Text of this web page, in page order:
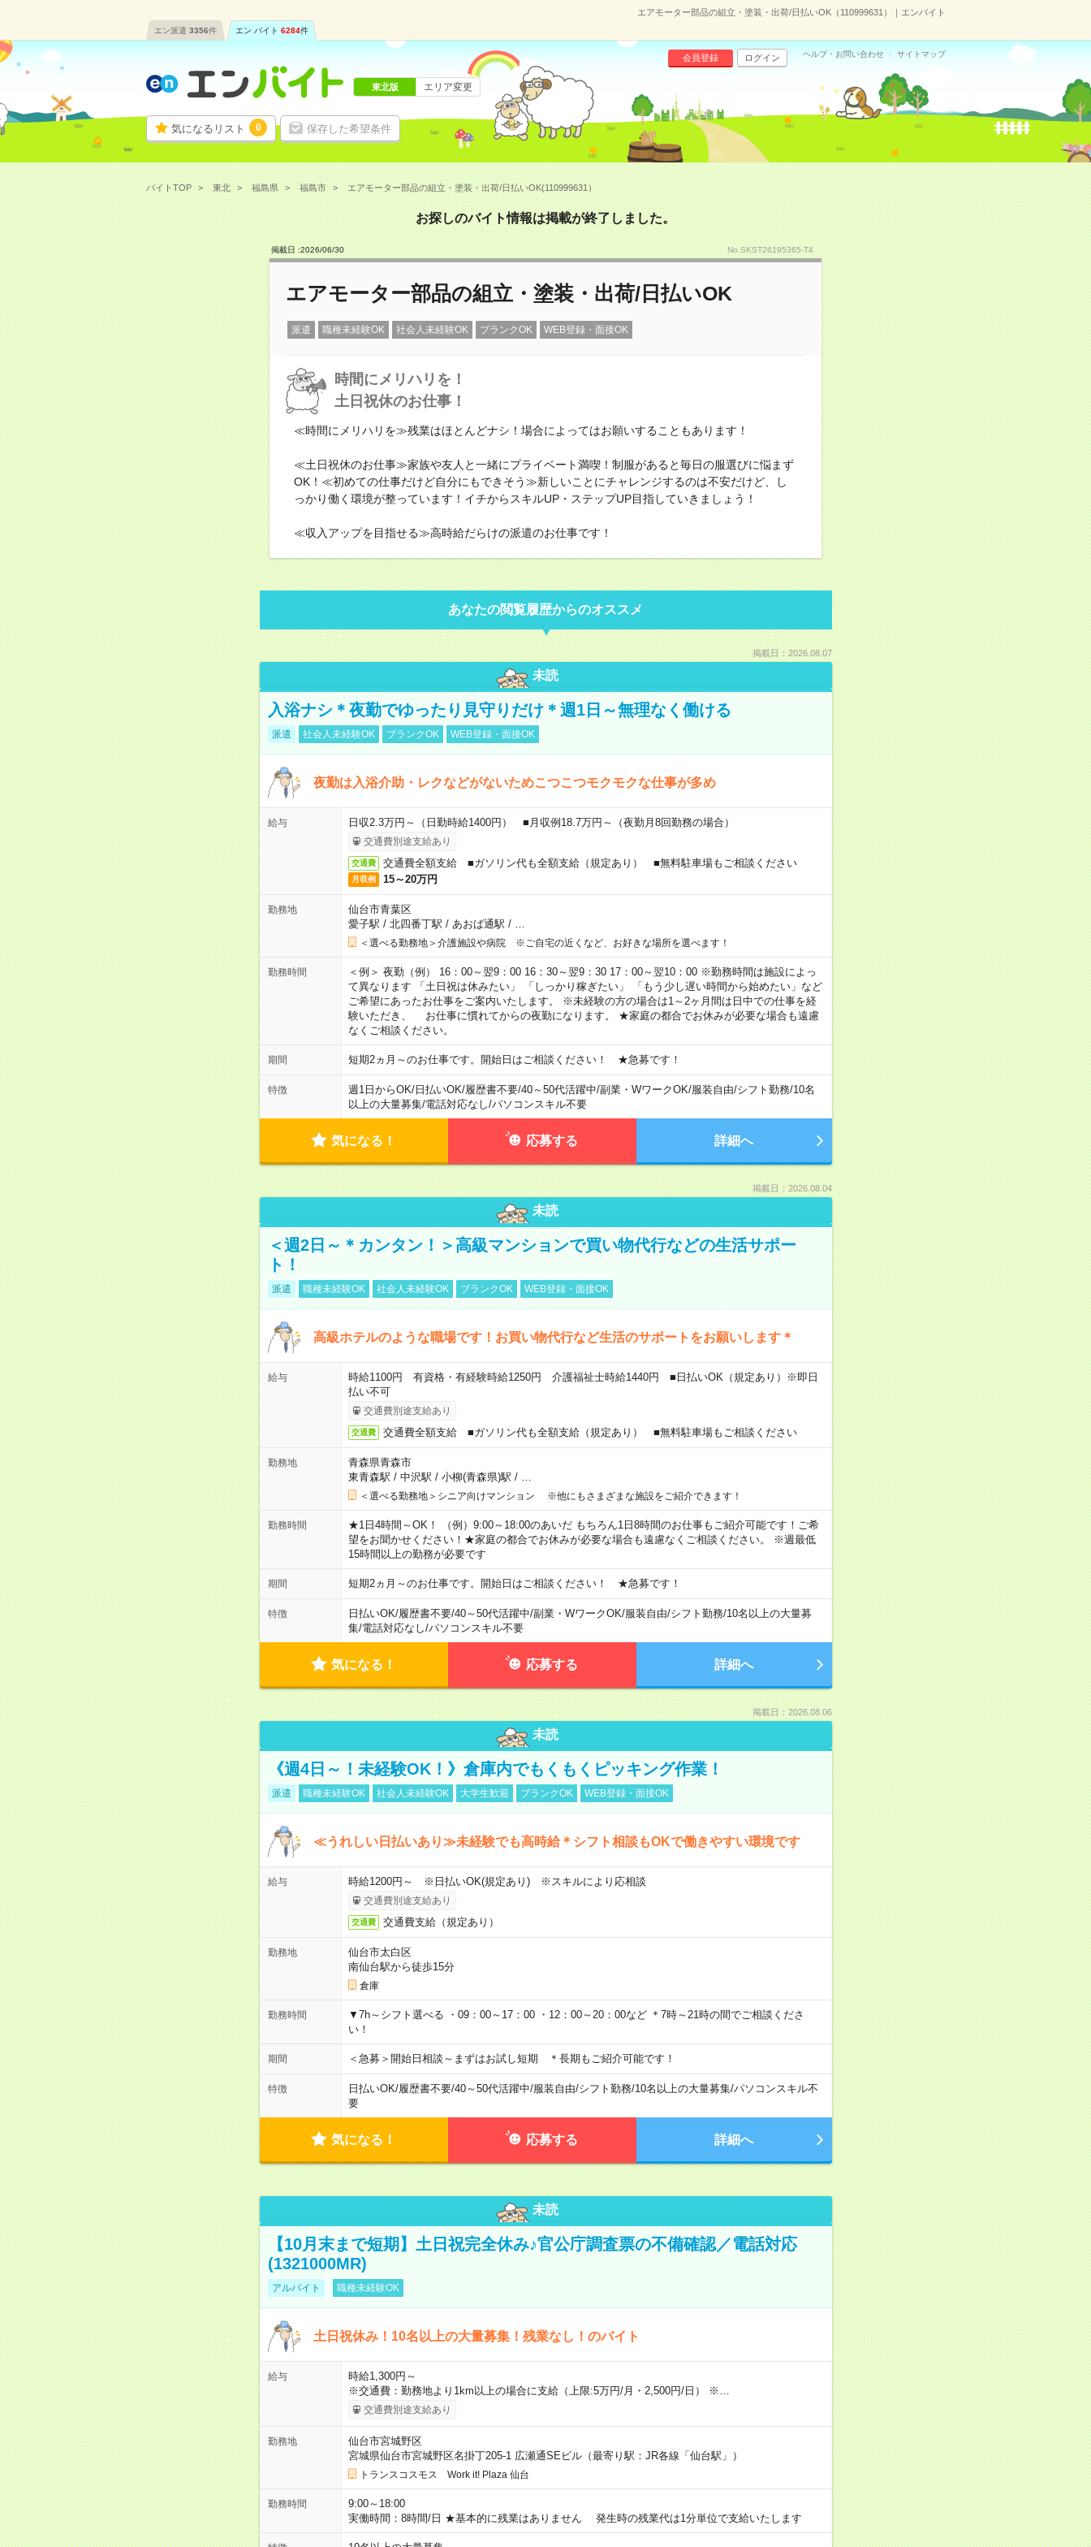
エアモーター部品の組立・塗装・出荷/日払いOK（110999631）｜エンバイト
エン派遣 3356件 エン バイト 6284件
気になるリスト 0 保存した希望条件
会員登録 ログイン ヘルプ・お問い合わせ サイトマップ
東北版 エリア変更
バイトTOP 東北 福島県 福島市 エアモーター部品の組立・塗装・出荷/日払いOK(110999631）
お探しのバイト情報は掲載が終了しました。
掲載日 :2026/06/30 No.SKST26195365-T4
エアモーター部品の組立・塗装・出荷/日払いOK
派遣 職種未経験OK 社会人未経験OK ブランクOK WEB登録・面接OK
時間にメリハリを！
土日祝休のお仕事！
≪時間にメリハリを≫残業はほとんどナシ！場合によってはお願いすることもあります！
≪土日祝休のお仕事≫家族や友人と一緒にプライベート満喫！制服があると毎日の服選びに悩まず
OK！≪初めての仕事だけど自分にもできそう≫新しいことにチャレンジするのは不安だけど、し
っかり働く環境が整っています！イチからスキルUP・ステップUP目指していきましょう！
≪収入アップを目指せる≫高時給だらけの派遣のお仕事です！
あなたの閲覧履歴からのオススメ
掲載日：2026.08.07
未読
入浴ナシ＊夜勤でゆったり見守りだけ＊週1日～無理なく働ける
派遣 社会人未経験OK ブランクOK WEB登録・面接OK
夜勤は入浴介助・レクなどがないためこつこつモクモクな仕事が多め
給与 日収2.3万円～（日勤時給1400円） ■月収例18.7万円～（夜勤月8回勤務の場合）
交通費別途支給あり
交通費 交通費全額支給 ■ガソリン代も全額支給（規定あり） ■無料駐車場もご相談ください
月収例 15～20万円
勤務地
仙台市青葉区
愛子駅 / 北四番丁駅 / あおば通駅 /
＜選べる勤務地＞介護施設や病院 ※ご自宅の近くなど、お好きな場所を選べます！
勤務時間
＜例＞ 夜勤（例） 16：00～翌9：00 16：30～翌9：30 17：00～翌10：00 ※勤務時間は施設によっ
て異なります 「土日祝は休みたい」 「しっかり稼ぎたい」 「もう少し遅い時間から始めたい」など
ご希望にあったお仕事をご案内いたします。 ※未経験の方の場合は1～2ヶ月間は日中での仕事を経
験いただき、 お仕事に慣れてからの夜勤になります。 ★家庭の都合でお休みが必要な場合も遠慮
なくご相談ください。
期間 短期2ヵ月～のお仕事です。開始日はご相談ください！ ★急募です！
特徴 週1日からOK/日払いOK/履歴書不要/40～50代活躍中/副業・WワークOK/服装自由/シフト勤務/10名
以上の大量募集/電話対応なし/パソコンスキル不要
気になる！ 応募する 詳細へ
掲載日：2026.08.04
未読
＜週2日～＊カンタン！＞高級マンションで買い物代行などの生活サポー
ト！
派遣 職種未経験OK 社会人未経験OK ブランクOK WEB登録・面接OK
高級ホテルのような職場です！お買い物代行など生活のサポートをお願いします＊
給与
時給1100円 有資格・有経験時給1250円 介護福祉士時給1440円 ■日払いOK（規定あり）※即日
払い不可
交通費別途支給あり
交通費 交通費全額支給 ■ガソリン代も全額支給（規定あり） ■無料駐車場もご相談ください
勤務地
青森県青森市
東青森駅 / 中沢駅 / 小柳(青森県)駅 /
＜選べる勤務地＞シニア向けマンション ※他にもさまざまな施設をご紹介できます！
勤務時間
★1日4時間～OK！ （例）9:00～18:00のあいだ もちろん1日8時間のお仕事もご紹介可能です！ご希
望をお聞かせください！★家庭の都合でお休みが必要な場合も遠慮なくご相談ください。 ※週最低
15時間以上の勤務が必要です
期間 短期2ヵ月～のお仕事です。開始日はご相談ください！ ★急募です！
特徴 日払いOK/履歴書不要/40～50代活躍中/副業・WワークOK/服装自由/シフト勤務/10名以上の大量募
集/電話対応なし/パソコンスキル不要
気になる！ 応募する 詳細へ
掲載日：2026.08.06
未読
《週4日～！未経験OK！》倉庫内でもくもくピッキング作業！
派遣 職種未経験OK 社会人未経験OK 大学生歓迎 ブランクOK WEB登録・面接OK
≪うれしい日払いあり≫未経験でも高時給＊シフト相談もOKで働きやすい環境です
給与 時給1200円～ ※日払いOK(規定あり) ※スキルにより応相談
交通費別途支給あり
交通費 交通費支給（規定あり）
勤務地
仙台市太白区
南仙台駅から徒歩15分
倉庫
勤務時間
▼7h～シフト選べる ・09：00～17：00 ・12：00～20：00など ＊7時～21時の間でご相談くださ
い！
期間 ＜急募＞開始日相談～まずはお試し短期 ＊長期もご紹介可能です！
特徴 日払いOK/履歴書不要/40～50代活躍中/服装自由/シフト勤務/10名以上の大量募集/パソコンスキル不
要
気になる！ 応募する 詳細へ
未読
【10月末まで短期】土日祝完全休み♪官公庁調査票の不備確認／電話対応
(1321000MR)
アルバイト 職種未経験OK
土日祝休み！10名以上の大量募集！残業なし！のバイト
給与
時給1,300円～
※交通費：勤務地より1km以上の場合に支給（上限:5万円/月・2,500円/日） ※…
交通費別途支給あり
勤務地
仙台市宮城野区
宮城県仙台市宮城野区名掛丁205-1 広瀬通SEビル（最寄り駅：JR各線「仙台駅」）
トランスコスモス Work it! Plaza 仙台
勤務時間
9:00～18:00
実働時間：8時間/日 ★基本的に残業はありません 発生時の残業代は1分単位で支給いたします